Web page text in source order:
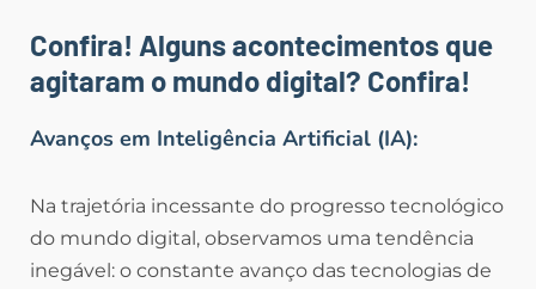
Confira! Alguns acontecimentos que
agitaram o mundo digital? Confira!
Avanços em Inteligência Artificial (IA):
Na trajetória incessante do progresso tecnológico
do mundo digital, observamos uma tendência
inegável: o constante avanço das tecnologias de